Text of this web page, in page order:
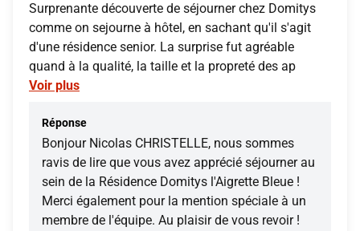
Surprenante découverte de séjourner chez Domitys
comme on sejourne à hôtel, en sachant qu'il s'agit
d'une résidence senior. La surprise fut agréable
quand à la qualité, la taille et la propreté des ap
Voir plus
Réponse
Bonjour Nicolas CHRISTELLE, nous sommes
ravis de lire que vous avez apprécié séjourner au
sein de la Résidence Domitys l'Aigrette Bleue !
Merci également pour la mention spéciale à un
membre de l'équipe. Au plaisir de vous revoir !